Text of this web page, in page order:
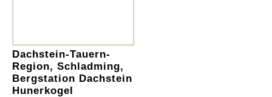
Dachstein-Tauern-
Region, Schladming,
Bergstation Dachstein
Hunerkogel